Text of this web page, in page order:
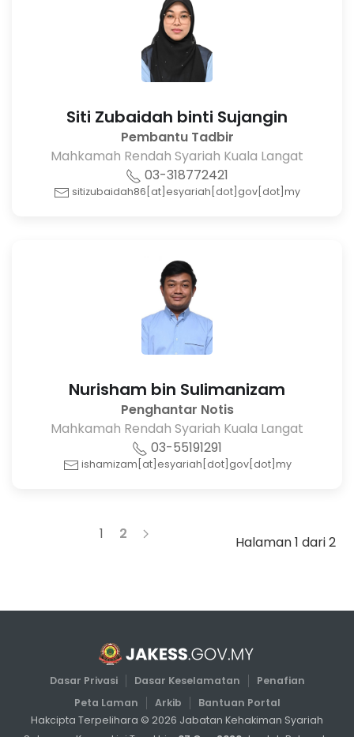
Siti Zubaidah binti Sujangin
Pembantu Tadbir
Mahkamah Rendah Syariah Kuala Langat
03-318772421
sitizubaidah86[at]esyariah[dot]gov[dot]my
Nurisham bin Sulimanizam
Penghantar Notis
Mahkamah Rendah Syariah Kuala Langat
03-55191291
ishamizam[at]esyariah[dot]gov[dot]my
Halaman 1 dari 2
1 2
Dasar Privasi Dasar Keselamatan
Penafian
Peta Laman
Arkib
Bantuan Portal
Hakcipta Terpelihara © 2026 Jabatan Kehakiman Syariah